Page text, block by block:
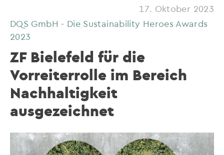
17. Oktober 2023
DQS GmbH - Die Sustainability Heroes Awards
2023
ZF Bielefeld für die
Vorreiterrolle im Bereich
Nachhaltigkeit
ausgezeichnet